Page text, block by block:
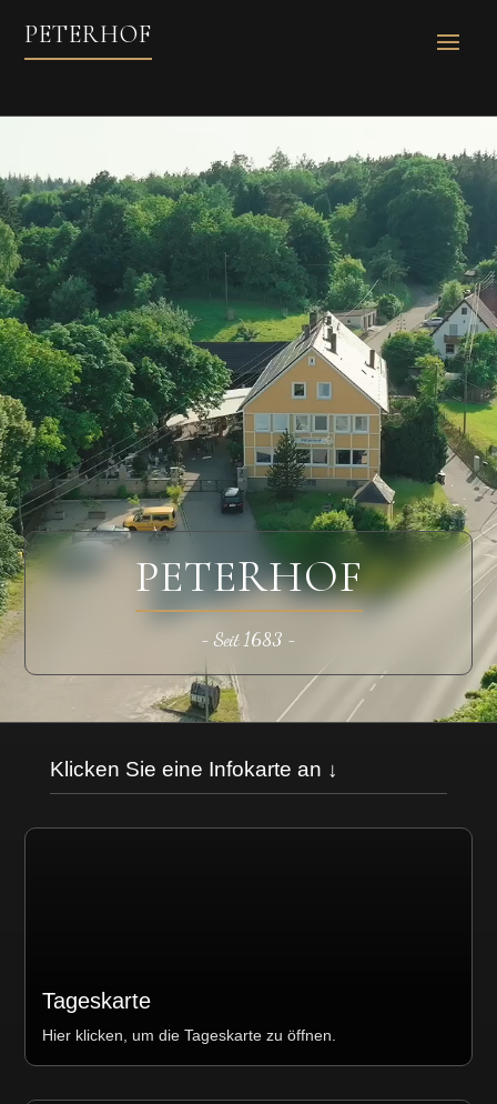
PETERHOF
Player
PETERHOF
− Seit 1683 −
Klicken Sie eine Infokarte an ↓
Tageskarte
Hier klicken, um die Tageskarte zu öffnen.